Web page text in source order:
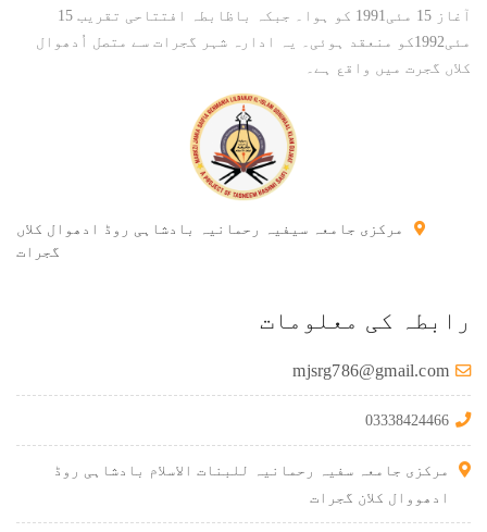
آغاز 15 مئی1991 کو ہوا۔ جبکہ باظابطہ افتتاحی تقریب 15
مئی1992کو منعقد ہوئی۔ یہ ادارہ شہر گجرات سے متصل اُدھوال
کلاں گجرت میں واقع ہے۔
مرکزی جامعہ سیفیہ رحمانیہ بادشاہی روڈ ادھوال کلاں
گجرات
رابطہ کی معلومات
mjsrg786@gmail.com
03338424466
مرکزی جامعہ سفیہ رحمانیہ للبنات الاسلام بادشاہی روڈ
ادھووال کلان گجرات